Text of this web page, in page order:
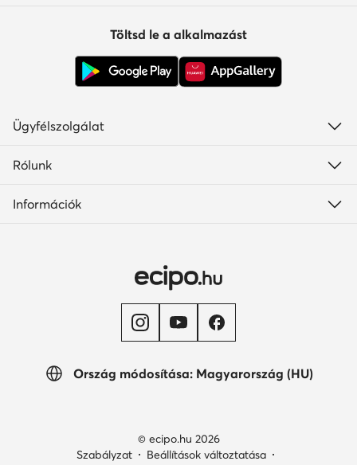
Ország módosítása: Magyarország (HU)
Töltsd le a alkalmazást
Ügyfélszolgálat
Rólunk
Információk
© ecipo.hu 2026
Szabályzat
Beállítások változtatása